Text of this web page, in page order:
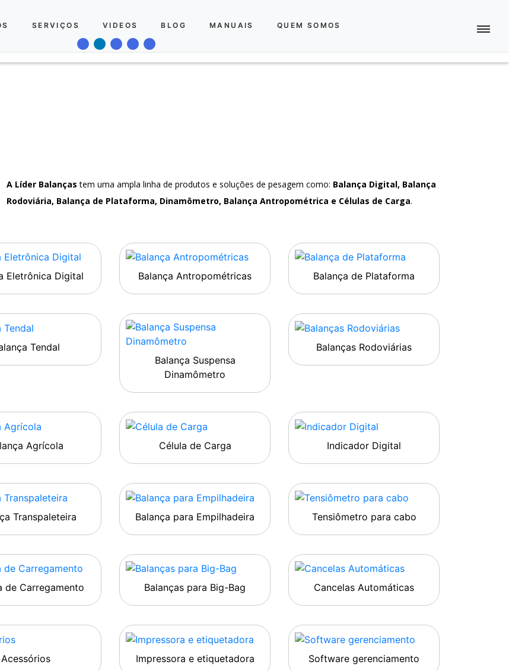
SERVIÇOS VIDEOS BLOG MANUAIS QUEM SOMOS
A Líder Balanças tem uma ampla linha de produtos e soluções de pesagem como: Balança Digital, Balança
Rodoviária, Balança de Plataforma, Dinamômetro, Balança Antropométrica e Células de Carga.
Eletrônica Digital Balança Antropométricas Balança de Plataforma
Tendal
Balança Suspensa
Dinamômetro
Balanças Rodoviárias
Agrícola Célula de Carga Indicador Digital
Transpaleteira Balança para Empilhadeira Tensiômetro para cabo
de Carregamento Balanças para Big-Bag Cancelas Automáticas
Acessórios Impressora e etiquetadora Software gerenciamento